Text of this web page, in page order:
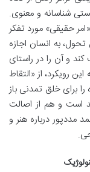
شناسانه و معنوی.
حقیقی» مورد تفکر
تحول، به انسان اجازه
و آن را در راستای
رویکرد، از «التقاط
برای خلق تمدنی باز
است و هم از اصالت
درباره هنر و